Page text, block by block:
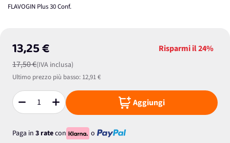
FLAVOGIN Plus 30 Conf.
13,25 €
17,50 €(IVA inclusa)
Risparmi il24%
Ultimo prezzo più basso: 12,91 €
Quantità Aggiungi
Paga in 3 ratecon
o